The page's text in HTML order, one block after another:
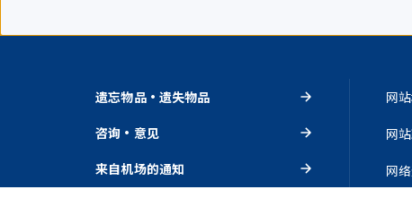
遗忘物品・遗失物品
咨询・意见
来自机场的通知
网
网
网